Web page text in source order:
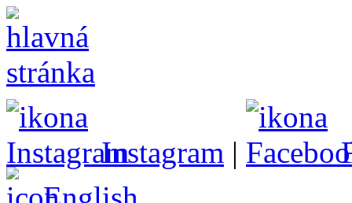
Instagram |